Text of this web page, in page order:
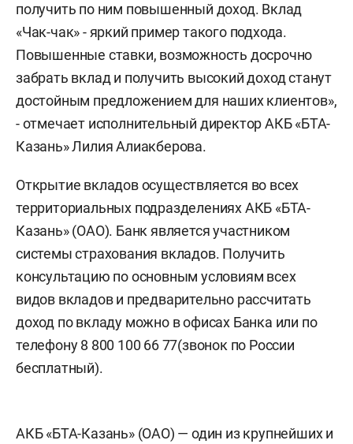
получить по ним повышенный доход. Вклад
«Чак-чак» - яркий пример такого подхода.
Повышенные ставки, возможность досрочно
забрать вклад и получить высокий доход станут
достойным предложением для наших клиентов»,
- отмечает исполнительный директор АКБ «БТА-
Казань» Лилия Алиакберова.
Открытие вкладов осуществляется во всех
территориальных подразделениях АКБ «БТА-
Казань» (ОАО). Банк является участником
системы страхования вкладов. Получить
консультацию по основным условиям всех
видов вкладов и предварительно рассчитать
доход по вкладу можно в офисах Банка или по
телефону 8 800 100 66 77(звонок по России
бесплатный).
АКБ «БТА-Казань» (ОАО) — один из крупнейших и